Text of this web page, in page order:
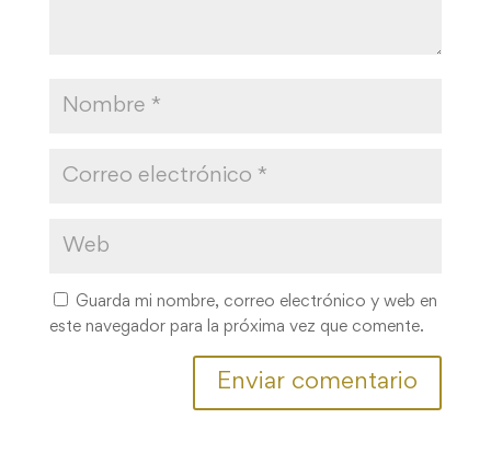
Guarda mi nombre, correo electrónico y web en
este navegador para la próxima vez que comente.